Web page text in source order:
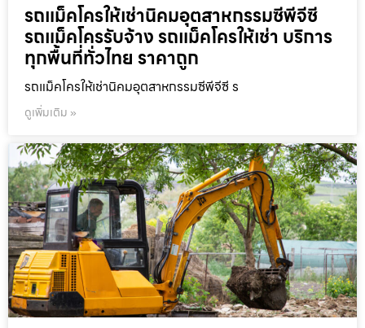
รถแม็คโครให้เช่านิคมอุตสาหกรรมซีพีจีซี
รถแม็คโครรับจ้าง รถแม็คโครให้เช่า บริการ
ทุกพื้นที่ทั่วไทย ราคาถูก
รถแม็คโครให้เช่านิคมอุตสาหกรรมซีพีจีซี ร
ดูเพิ่มเติม »